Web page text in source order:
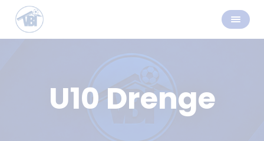
U10 Drenge